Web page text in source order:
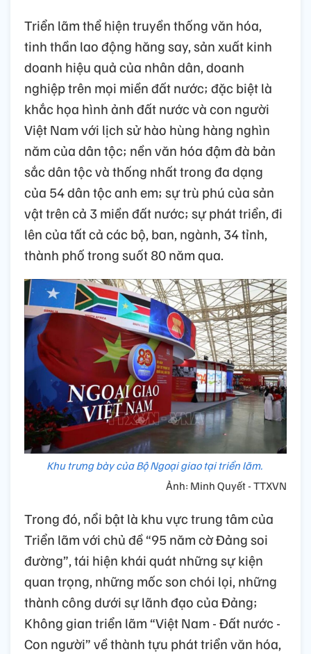
Triển lãm thể hiện truyền thống văn hóa,
tinh thần lao động hăng say, sản xuất kinh
doanh hiệu quả của nhân dân, doanh
nghiệp trên mọi miền đất nước; đặc biệt là
khắc họa hình ảnh đất nước và con người
Việt Nam với lịch sử hào hùng hàng nghìn
năm của dân tộc; nền văn hóa đậm đà bản
sắc dân tộc và thống nhất trong đa dạng
của 54 dân tộc anh em; sự trù phú của sản
vật trên cả 3 miền đất nước; sự phát triển, đi
lên của tất cả các bộ, ban, ngành, 34 tỉnh,
thành phố trong suốt 80 năm qua.
Khu trưng bày của Bộ Ngoại giao tại triển lãm.
Ảnh: Minh Quyết - TTXVN
Trong đó, nổi bật là khu vực trung tâm của
Triển lãm với chủ đề “95 năm cờ Đảng soi
đường”, tái hiện khái quát những sự kiện
quan trọng, những mốc son chói lọi, những
thành công dưới sự lãnh đạo của Đảng;
Không gian triển lãm “Việt Nam - Đất nước -
Con người” về thành tựu phát triển văn hóa,